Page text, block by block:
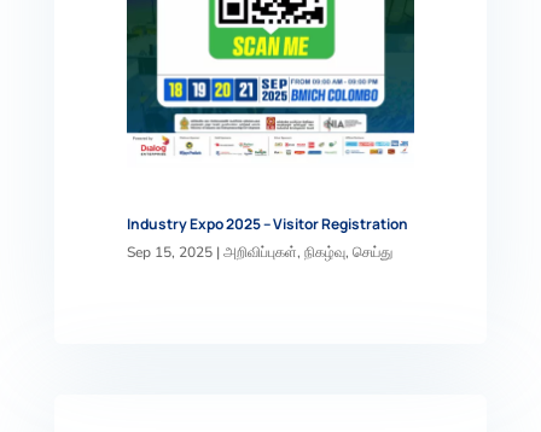
Industry Expo 2025 – Visitor Registration
Sep 15, 2025|அறிவிப்புகள், நிகழ்வு, செய்து